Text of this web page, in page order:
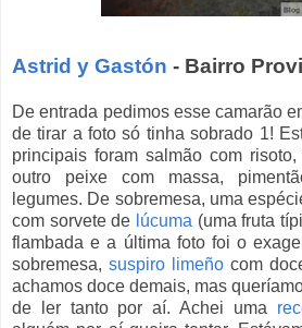
Astrid y Gastón - Bairro
De entrada pedimos esse camarão
de tirar a foto só tinha sobrado 1!
principais foram salmão com
outro peixe com massa,
legumes. De sobremesa, uma
com sorvete de lúcuma (uma fruta
flambada e a última foto foi o
sobremesa, suspiro limeñocom
achamos doce demais, mas
de ler tanto por aí. Achei uma